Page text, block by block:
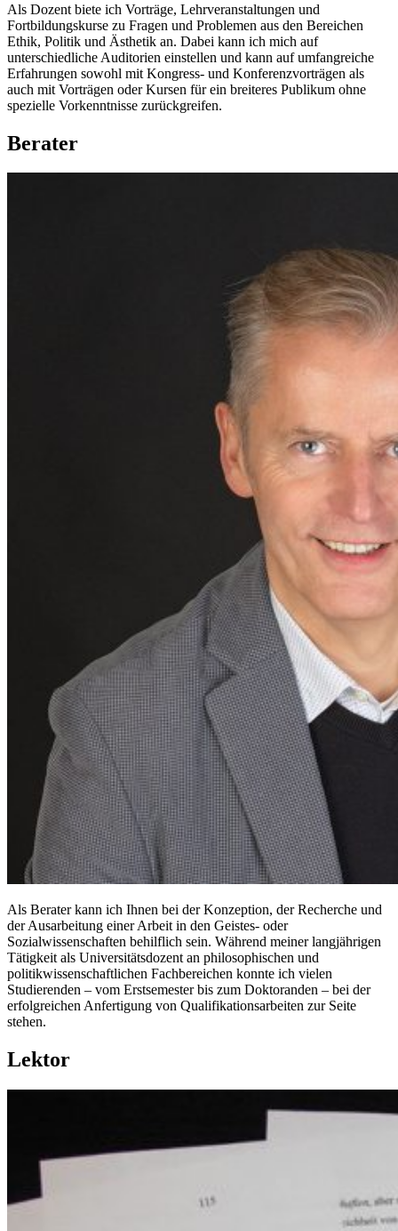
Als Dozent biete ich Vorträge, Lehrveranstaltungen und
Fortbildungskurse zu Fragen und Problemen aus den Bereichen
Ethik, Politik und Ästhetik an. Dabei kann ich mich auf
unterschiedliche Auditorien einstellen und kann auf umfangreiche
Erfahrungen sowohl mit Kongress- und Konferenzvorträgen als
auch mit Vorträgen oder Kursen für ein breiteres Publikum ohne
spezielle Vorkenntnisse zurückgreifen.
Berater
Als Berater kann ich Ihnen bei der Konzeption, der Recherche und
der Ausarbeitung einer Arbeit in den Geistes- oder
Sozialwissenschaften behilflich sein. Während meiner langjährigen
Tätigkeit als Universitätsdozent an philosophischen und
politikwissenschaftlichen Fachbereichen konnte ich vielen
Studierenden – vom Erstsemester bis zum Doktoranden – bei der
erfolgreichen Anfertigung von Qualifikationsarbeiten zur Seite
stehen.
Lektor